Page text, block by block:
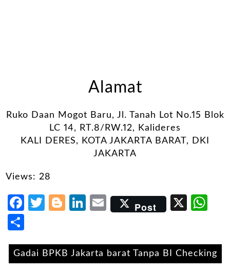
Alamat
Ruko Daan Mogot Baru, Jl. Tanah Lot No.15 Blok
LC 14, RT.8/RW.12, Kalideres
KALI DERES, KOTA JAKARTA BARAT, DKI
JAKARTA
Views: 28
Facebook
Twitter
Blogger
LinkedIn
Email
Post X
Gadai BPKB Jakarta barat Tanpa BI Checking